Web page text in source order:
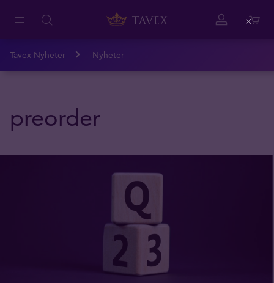
Tavex Nyheter Nyheter
preorder
Close